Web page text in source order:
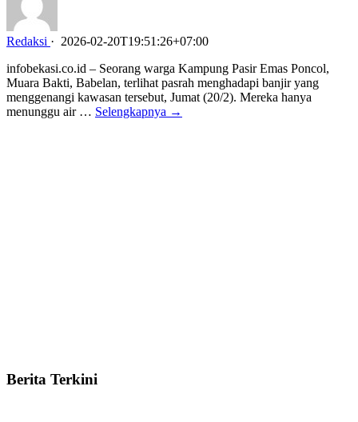
Redaksi · 2026-02-20T19:51:26+07:00
infobekasi.co.id – Seorang warga Kampung Pasir Emas Poncol,
Muara Bakti, Babelan, terlihat pasrah menghadapi banjir yang
menggenangi kawasan tersebut, Jumat (20/2). Mereka hanya
menunggu air … Selengkapnya →
Berita Terkini